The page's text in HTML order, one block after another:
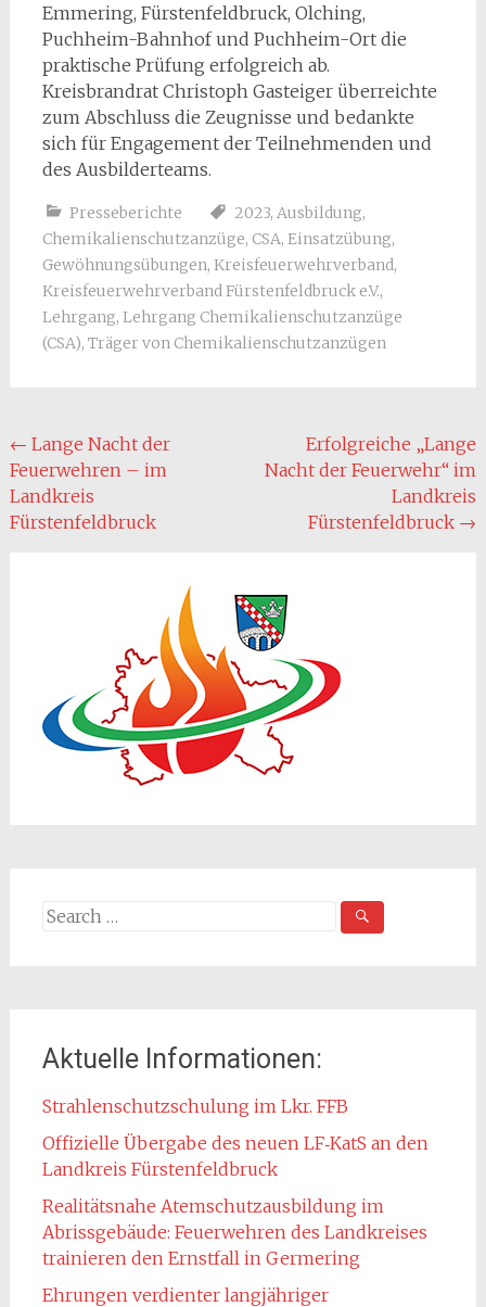
Emmering, Fürstenfeldbruck, Olching,
Puchheim-Bahnhof und Puchheim-Ort die
praktische Prüfung erfolgreich ab.
Kreisbrandrat Christoph Gasteiger überreichte
zum Abschluss die Zeugnisse und bedankte
sich für Engagement der Teilnehmenden und
des Ausbilderteams.
Presseberichte 2023, Ausbildung,
Chemikalienschutzanzüge, CSA, Einsatzübung,
Gewöhnungsübungen, Kreisfeuerwehrverband,
Kreisfeuerwehrverband Fürstenfeldbruck e.V.,
Lehrgang, Lehrgang Chemikalienschutzanzüge
(CSA), Träger von Chemikalienschutzanzügen
Post
navigation
← Lange Nacht der
Feuerwehren – im
Landkreis
Fürstenfeldbruck
Erfolgreiche „Lange
Nacht der Feuerwehr“ im
Landkreis
Fürstenfeldbruck →
Search
Aktuelle Informationen:
Strahlenschutzschulung im Lkr. FFB
Offizielle Übergabe des neuen LF‑KatS an den
Landkreis Fürstenfeldbruck
Realitätsnahe Atemschutzausbildung im
Abrissgebäude: Feuerwehren des Landkreises
trainieren den Ernstfall in Germering
Ehrungen verdienter langjähriger